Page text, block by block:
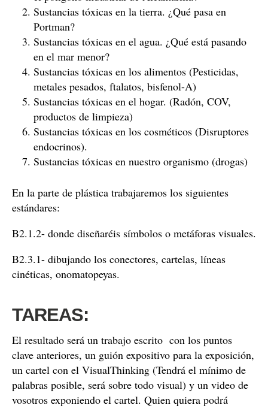
Sustancias tóxicas en la tierra. ¿Qué pasa en
Portman?
Sustancias tóxicas en el agua. ¿Qué está pasando
en el mar menor?
Sustancias tóxicas en los alimentos (Pesticidas,
metales pesados, ftalatos, bisfenol-A)
Sustancias tóxicas en el hogar. (Radón, COV,
productos de limpieza)
Sustancias tóxicas en los cosméticos (Disruptores
endocrinos).
Sustancias tóxicas en nuestro organismo (drogas)
En la parte de plástica trabajaremos los siguientes
estándares:
B2.1.2- donde diseñaréis símbolos o metáforas visuales.
B2.3.1- dibujando los conectores, cartelas, líneas
cinéticas, onomatopeyas.
TAREAS:
El resultado será un trabajo escrito con los puntos
clave anteriores, un guión expositivo para la exposición,
un cartel con el VisualThinking (Tendrá el mínimo de
palabras posible, será sobre todo visual) y un video de
vosotros exponiendo el cartel. Quien quiera podrá